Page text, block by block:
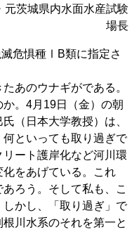
茨城県内水面水産試験
場長
危惧種ⅠB類に指定さ
あのウナギがである。
。4月19日（金）の朝
（日本大学教授）は、
といっても取り過ぎで
ート護岸化など河川環
をあげている。これ
ろう。そして私も、こ
かし、「取り過ぎ」で
川水系のそれを第一と